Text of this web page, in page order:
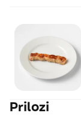
Prilozi